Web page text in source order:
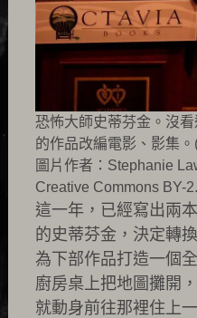
恐怖大師史蒂芬金。沒
的作品改編電影、影集
圖片作者：Stephanie
Creative Commons BY-
這一年，已經寫出兩
的史蒂芬金，決定轉
為下部作品打造一個
廚房桌上把地圖攤開
就動身前往那裡住上